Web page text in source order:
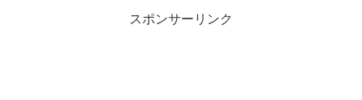
スポンサーリンク